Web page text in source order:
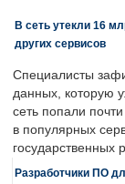
В сеть утекли 16
других сервисов
Специалисты
данных, которую
сеть попали
в популярных
государственных
Разработчики ПО